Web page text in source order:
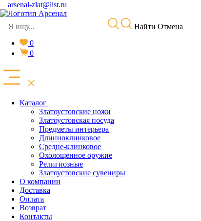
arsenal-zlat@list.ru
Найти Отмена
0
0
Каталог
Златоустовские ножи
Златоустовская посуда
Предметы интерьера
Длинноклинковое
Средне-клинковое
Охолощенное оружие
Религиозные
Златоустовские сувениры
О компании
Доставка
Оплата
Возврат
Контакты